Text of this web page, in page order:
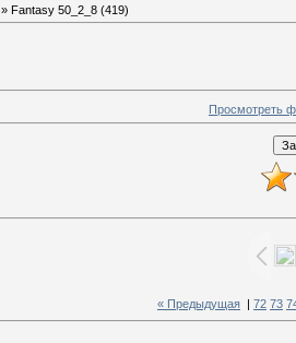
» Fantasy 50_2_8 (419)
Просмотреть
« Предыдущая 72 73